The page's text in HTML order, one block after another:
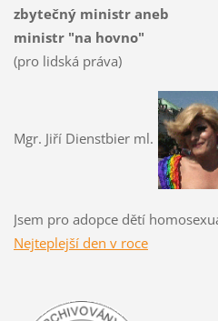
zbytečný ministr aneb
ministr "na hovno"
(pro lidská práva)
Mgr. Jiří Dienstbier ml.
Jsem pro adopce dětí
Nejteplejší den v roce